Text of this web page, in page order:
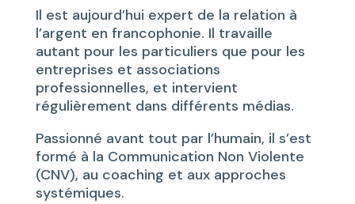
Il est aujourd’hui expert de la relation à
l’argent en francophonie. Il travaille
autant pour les particuliers que pour les
entreprises et associations
professionnelles, et intervient
régulièrement dans différents médias.
Passionné avant tout par l’humain, il s’est
formé à la Communication Non Violente
(CNV), au coaching et aux approches
systémiques.